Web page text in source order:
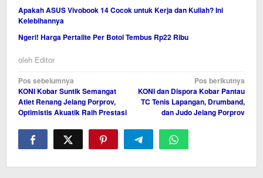
Apakah ASUS Vivobook 14 Cocok untuk Kerja dan Kuliah? Ini
Kelebihannya
Ngeri! Harga Pertalite Per Botol Tembus Rp22 Ribu
oleh Editor
Navigasi
pos
Pos sebelumnya
KONI Kobar Suntik Semangat
Atlet Renang Jelang Porprov,
Optimistis Akuatik Raih Prestasi
Pos berikutnya
KONI dan Dispora Kobar Pantau
TC Tenis Lapangan, Drumband,
dan Judo Jelang Porprov